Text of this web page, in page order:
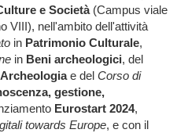
e Società(Campus viale
VIII), nell'ambito dell'attività
in Patrimonio Culturale,
in Beni archeologici, del
Archeologiae del Corso di
gestione,
Eurostart 2024,
towards Europe, e con il